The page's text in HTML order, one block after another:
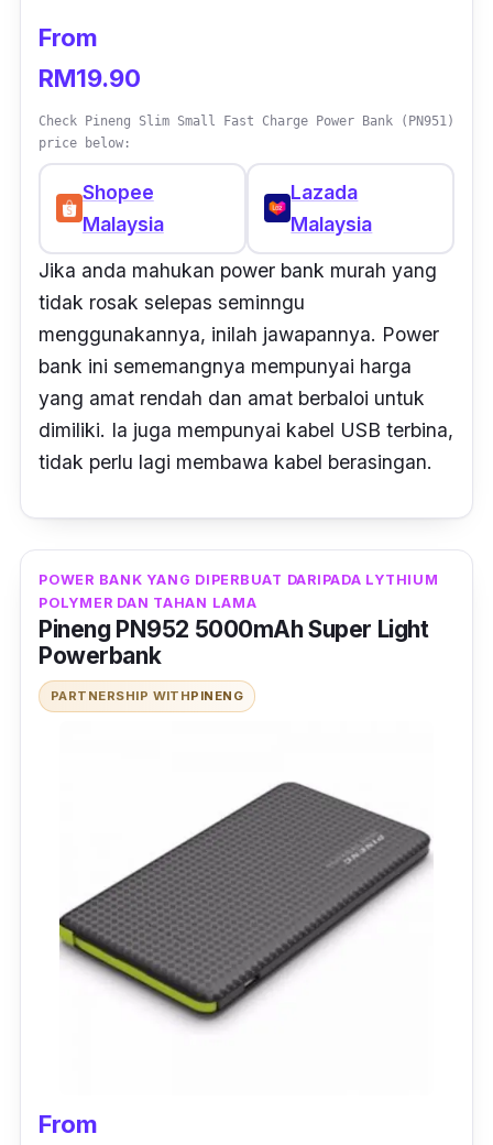
From
RM19.90
Check Pineng Slim Small Fast Charge Power Bank (PN951)
price below:
Shopee
Malaysia
Lazada
Malaysia
Jika anda mahukan power bank murah yang
tidak rosak selepas seminngu
menggunakannya, inilah jawapannya. Power
bank ini sememangnya mempunyai harga
yang amat rendah dan amat berbaloi untuk
dimiliki. Ia juga mempunyai kabel USB terbina,
tidak perlu lagi membawa kabel berasingan.
POWER BANK YANG DIPERBUAT DARIPADA LYTHIUM
POLYMER DAN TAHAN LAMA
Pineng PN952 5000mAh Super Light
Powerbank
PARTNERSHIP WITHPINENG
From